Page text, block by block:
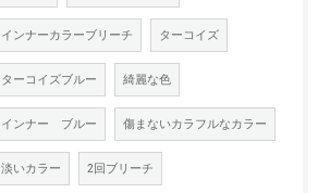
インナーカラーブリーチ ターコイズ
ターコイズブルー 綺麗な色
インナー ブルー 傷まないカラフルなカラー
淡いカラー 2回ブリーチ